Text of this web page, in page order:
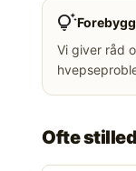
tips_and_updates
Vi giver råd
Ofte